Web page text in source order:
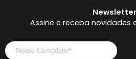
Newsletter
Assine e receba novidades